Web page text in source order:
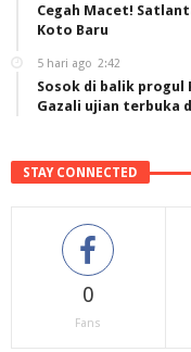
Cegah Macet!
Koto Baru
5 hari ago 2:42
Sosok di balik progul
Gazali ujian terbuka
STAY CONNECTED
0
Fans